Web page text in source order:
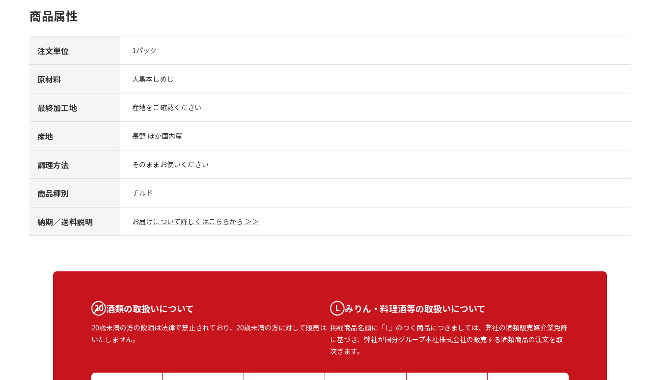
商品属性
注文単位 1パック
原材料 大黒本しめじ
最終加工地 産地をご確認ください
産地 長野 ほか国内産
調理方法 そのままお使いください
商品種別 チルド
納期／送料説明 お届けについて詳しくはこちらから ＞＞
酒類の取扱いについて
20歳未満の方の飲酒は法律で禁止されており、20歳未満の方に対して販売は
いたしません。
みりん・料理酒等の取扱いについて
掲載商品名頭に「L」のつく商品につきましては、弊社の酒類販売媒介業免許
に基づき、弊社が国分グループ本社株式会社の販売する酒類商品の注文を取
次ぎます。